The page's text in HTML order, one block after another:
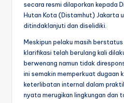
secara resmi dilaporkan kepada
Hutan Kota (Distamhut) Jakarta
ditindaklanjuti dan diselidiki.
Meskipun pelaku masih
klarifikasi telah berulang kali
berwenang namun tidak
ini semakin memperkuat dugaan
keterlibatan internal dalam
nyata merugikan lingkungan dan